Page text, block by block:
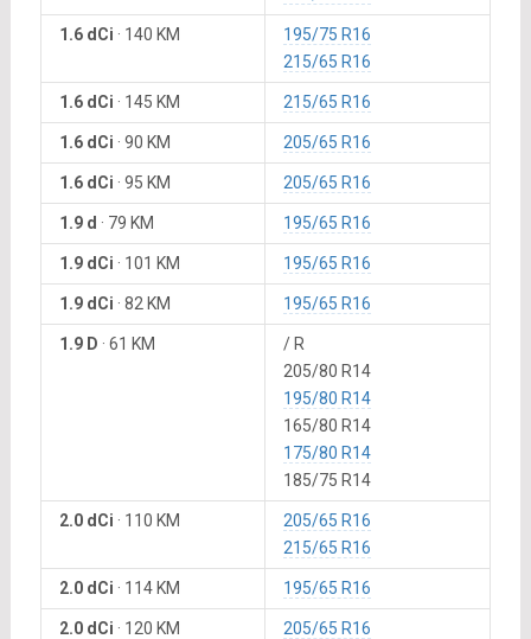
1.6 dCi · 140 KM
195/75 R16
215/65 R16
1.6 dCi · 145 KM 215/65 R16
1.6 dCi · 90 KM 205/65 R16
1.6 dCi · 95 KM 205/65 R16
1.9 d · 79 KM 195/65 R16
1.9 dCi · 101 KM 195/65 R16
1.9 dCi · 82 KM 195/65 R16
1.9 D · 61 KM
/ R
205/80 R14
195/80 R14
165/80 R14
175/80 R14
185/75 R14
2.0 dCi · 110 KM
205/65 R16
215/65 R16
2.0 dCi · 114 KM 195/65 R16
2.0 dCi · 120 KM 205/65 R16